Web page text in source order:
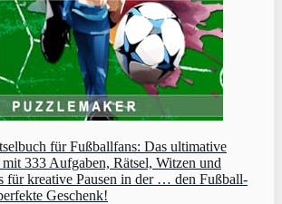
für Fußballfans: Das ultimative
333 Aufgaben, Rätsel, Witzen und
für kreative Pausen in der … den Fußball-
Geschenk!